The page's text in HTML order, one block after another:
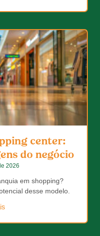
center:
do negócio
2026
em shopping?
desse modelo.